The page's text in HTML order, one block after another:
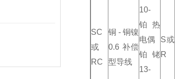
SC
或
RC
铜 - 铜镍
0.6 补偿
型导线
10-
铂热
电偶
铂铑
13-
S或
R